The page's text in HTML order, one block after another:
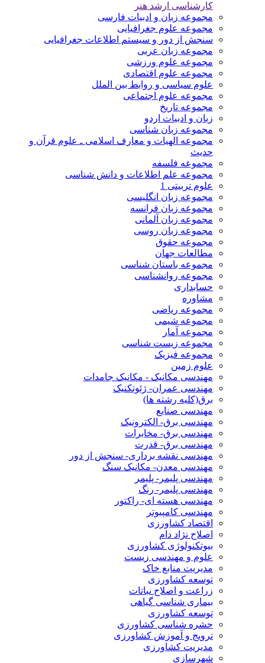
کارشناسی ارشد هنر
مجموعه زبان و ادبیات فارسی
مجموعه علوم جغرافیایی
سنجش از دور و سیستم اطلاعات جغرافیایی
مجموعه زبان عربی
مجموعه علوم ورزشی
مجموعه علوم اقتصادی
علوم سیاسی و روابط بین الملل
مجموعه علوم اجتماعی
مجموعه تاریخ
زبان و ادبیات اردو
مجموعه زبان شناسی
مجموعه الهیات و معارف اسلامی ـ علوم قرآن و
حدیث
مجموعه فلسفه
مجموعه علم اطلاعات و دانش شناسی
علوم تربیتی 1
مجموعه زبان انگلیسی
مجموعه زبان فرانسه
مجموعه زبان آلمانی
مجموعه زبان روسی
مجموعه حقوق
مطالعات جهان
مجموعه باستان شناسی
مجموعه روانشناسی
حسابداری
مشاوره
مجموعه ریاضی
مجموعه شیمی
مجموعه آمار
مجموعه زیست شناسی
مجموعه فیزیک
علوم زمین
مهندسی مکانیک - مکانیک جامدات
مهندسی عمران- ژئوتکنیک
برق(کلیه رشته ها)
مهندسی صنایع
مهندسی برق- الکترونیک
مهندسی برق- مخابرات
مهندسی برق- قدرت
مهندسی نقشه برداری- سنجش از دور
مهندسی معدن- مکانیک سنگ
مهندسی پلیمر- پلیمر
مهندسی پلیمر- رنگ
مهندسی هسته ای- راکتور
مهندسی کامپیوتر
اقتصاد کشاورزی
اصلاح نژاد دام
بیوتکنولوژی کشاورزی
علوم و مهندسی زیست
مدیریت منابع خاک
توسعه کشاورزی
زراعت و اصلاح نباتات
بیماری شناسی گیاهی
توسعه کشاورزی
حشره شناسی کشاورزی
ترویج و آموزش کشاورزی
مدیریت کشاورزی
شهرسازی